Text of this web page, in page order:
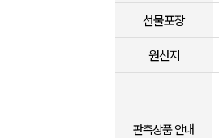
선물포장
원산지
판촉상품 안내